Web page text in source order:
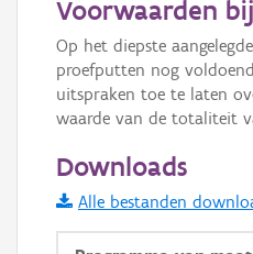
Informatie Vlaanderen
i
−
Voorwaarden
Op het diepste
proefputten nog
uitspraken toe te laten
waarde van de totaliteit
Downloads
Alle bestanden